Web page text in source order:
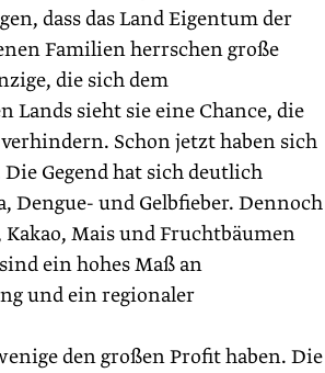
dass das Land Eigentum der
Familien herrschen große
die sich dem
sieht sie eine Chance, die
Schon jetzt haben sich
Gegend hat sich deutlich
und Gelb­fieber. Dennoch
Mais und Fruchtbäumen
ein hohes Maß an
und ein regionaler
den großen Profit haben. Die